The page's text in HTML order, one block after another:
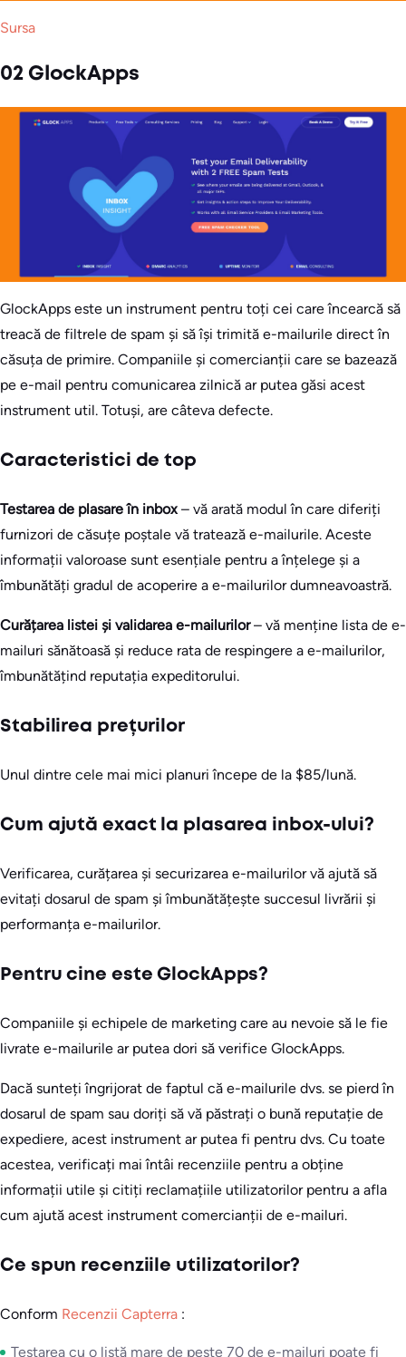
Sursa
02 GlockApps
GlockApps este un instrument pentru toți cei care încearcă să
treacă de filtrele de spam și să își trimită e-mailurile direct în
căsuța de primire. Companiile și comercianții care se bazează
pe e-mail pentru comunicarea zilnică ar putea găsi acest
instrument util. Totuși, are câteva defecte.
Caracteristici de top
Testarea de plasare în inbox– vă arată modul în care diferiți
furnizori de căsuțe poștale vă tratează e-mailurile. Aceste
informații valoroase sunt esențiale pentru a înțelege și a
îmbunătăți gradul de acoperire a e-mailurilor dumneavoastră.
Curățarea listei și validarea e-mailurilor– vă menține lista de e-
mailuri sănătoasă și reduce rata de respingere a e-mailurilor,
îmbunătățind reputația expeditorului.
Stabilirea prețurilor
Unul dintre cele mai mici planuri începe de la $85/lună.
Cum ajută exact la plasarea inbox-ului?
Verificarea, curățarea și securizarea e-mailurilor vă ajută să
evitați dosarul de spam și îmbunătățește succesul livrării și
performanța e-mailurilor.
Pentru cine este GlockApps?
Companiile și echipele de marketing care au nevoie să le fie
livrate e-mailurile ar putea dori să verifice GlockApps.
Dacă sunteți îngrijorat de faptul că e-mailurile dvs. se pierd în
dosarul de spam sau doriți să vă păstrați o bună reputație de
expediere, acest instrument ar putea fi pentru dvs. Cu toate
acestea, verificați mai întâi recenziile pentru a obține
informații utile și citiți reclamațiile utilizatorilor pentru a afla
cum ajută acest instrument comercianții de e-mailuri.
Ce spun recenziile utilizatorilor?
Conform Recenzii Capterra :
Testarea cu o listă mare de peste 70 de e-mailuri poate fi